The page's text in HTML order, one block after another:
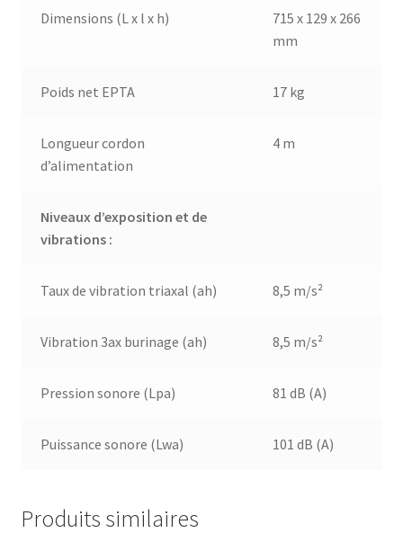
Dimensions (L x l x h)
715 x 129 x 266
mm
Poids net EPTA 17 kg
Longueur cordon
d’alimentation
4 m
Niveaux d’exposition et de
vibrations :
Taux de vibration triaxal (ah) 8,5 m/s²
Vibration 3ax burinage (ah) 8,5 m/s²
Pression sonore (Lpa) 81 dB (A)
Puissance sonore (Lwa) 101 dB (A)
Produits similaires